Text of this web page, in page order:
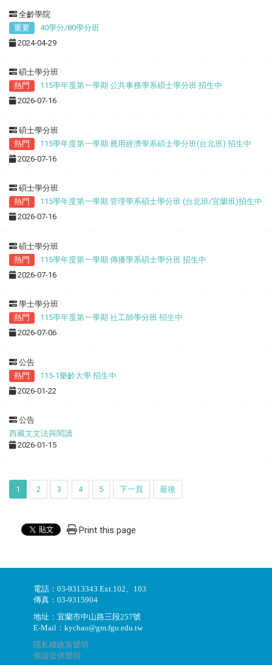
全齡學院
重要
40學分/80學分班
2024-04-29
碩士學分班
熱門
115學年度第一學期 公共事務學系碩士學分班 招生中
2026-07-16
碩士學分班
熱門
115學年度第一學期 應用經濟學系碩士學分班(台北班) 招生中
2026-07-16
碩士學分班
熱門
115學年度第一學期 管理學系碩士學分班 (台北班/宜蘭班)招生中
2026-07-16
碩士學分班
熱門
115學年度第一學期 傳播學系碩士學分班 招生中
2026-07-16
學士學分班
熱門
115學年度第一學期 社工師學分班 招生中
2026-07-06
公告
熱門
115-1樂齡大學 招生中
2026-01-22
公告
西藏文文法與閱讀
2026-01-15
1 2 3 4 5 下一頁 最後
Print this page
電話：03-9313343 Ext.102、103
傳真：03-9315904
地址：宜蘭市中山路三段257號
E-Mail：kychao@gm.fgu.edu.tw
隱私權政策聲明
個資提供聲明